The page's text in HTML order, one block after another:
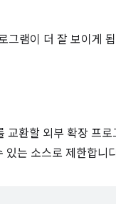
그램이 더 잘 보이게
교환할 외부 확장 프
있는 소스로 제한합니